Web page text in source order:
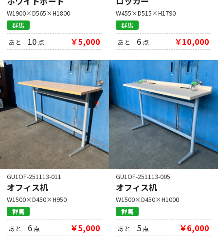
W1900×D565×H1800
群馬
あと 10 点 ￥5,000
W455×D515×H1790
群馬
あと 6 点 ￥10,000
GU1OF-251113-011
オフィス机
W1500×D450×H950
群馬
あと 6 点 ￥5,000
GU1OF-251113-005
オフィス机
W1500×D450×H1000
群馬
あと 5 点 ￥6,000